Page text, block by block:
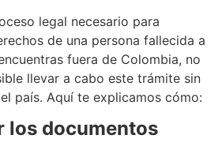
legal necesario para
de una persona fallecida a
fuera de Colombia, no
llevar a cabo este trámite sin
país. Aquí te explicamos cómo:
los documentos